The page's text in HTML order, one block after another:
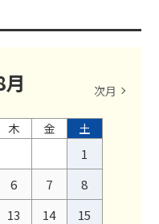
月 次月
木 金
土
1
6 7
8
13 14
15